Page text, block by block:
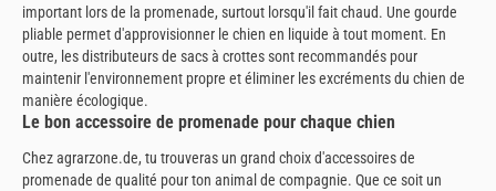
important lors de la promenade, surtout lorsqu'il fait chaud. Une gourde
pliable permet d'approvisionner le chien en liquide à tout moment. En
outre, les distributeurs de sacs à crottes sont recommandés pour
maintenir l'environnement propre et éliminer les excréments du chien de
manière écologique.
Le bon accessoire de promenade pour chaque chien
Chez agrarzone.de, tu trouveras un grand choix d'accessoires de
promenade de qualité pour ton animal de compagnie. Que ce soit un